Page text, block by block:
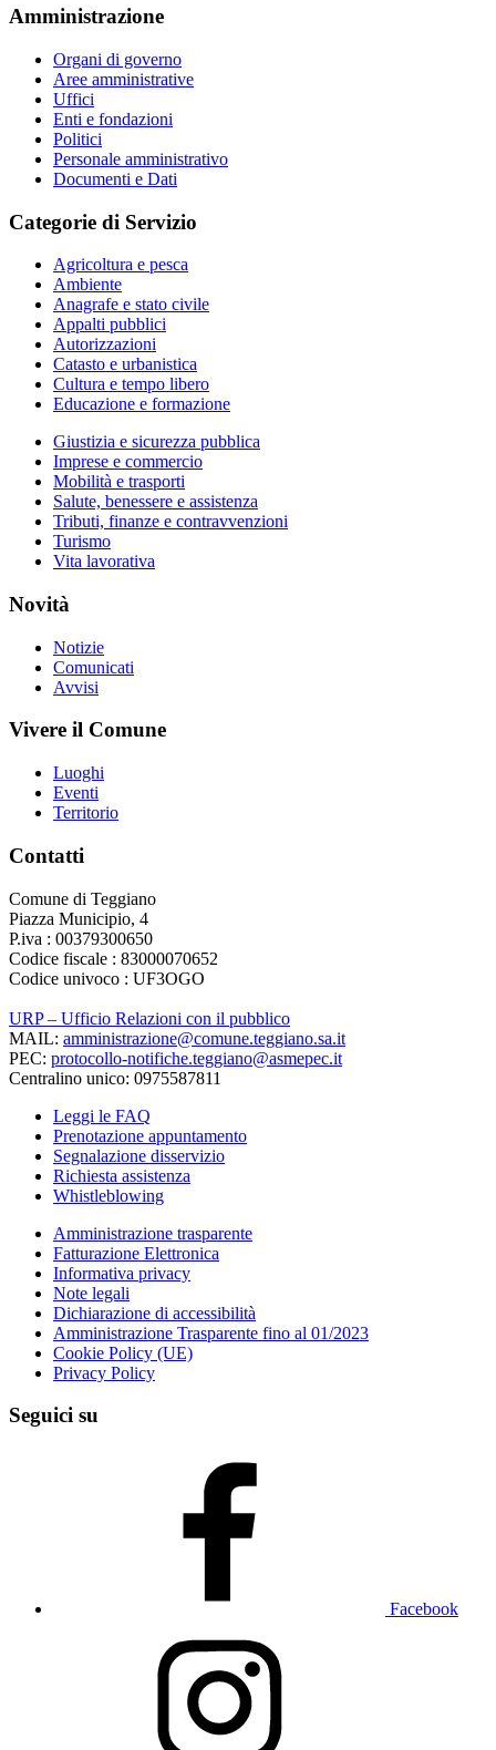
Amministrazione
Organi di governo
Aree amministrative
Uffici
Enti e fondazioni
Politici
Personale amministrativo
Documenti e Dati
Categorie di Servizio
Agricoltura e pesca
Ambiente
Anagrafe e stato civile
Appalti pubblici
Autorizzazioni
Catasto e urbanistica
Cultura e tempo libero
Educazione e formazione
Giustizia e sicurezza pubblica
Imprese e commercio
Mobilità e trasporti
Salute, benessere e assistenza
Tributi, finanze e contravvenzioni
Turismo
Vita lavorativa
Novità
Notizie
Comunicati
Avvisi
Vivere il Comune
Luoghi
Eventi
Territorio
Contatti
Comune di Teggiano
Piazza Municipio, 4
P.iva : 00379300650
Codice fiscale : 83000070652
Codice univoco : UF3OGO
URP – Ufficio Relazioni con il pubblico
MAIL: amministrazione@comune.teggiano.sa.it
PEC: protocollo-notifiche.teggiano@asmepec.it
Centralino unico: 0975587811
Leggi le FAQ
Prenotazione appuntamento
Segnalazione disservizio
Richiesta assistenza
Whistleblowing
Amministrazione trasparente
Fatturazione Elettronica
Informativa privacy
Note legali
Dichiarazione di accessibilità
Amministrazione Trasparente fino al 01/2023
Cookie Policy (UE)
Privacy Policy
Seguici su
Facebook